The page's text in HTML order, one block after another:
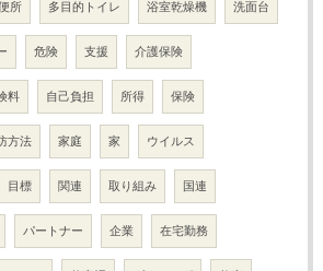
所 多目的トイレ 浴室乾燥機 洗面台
危険 支援 介護保険
料 自己負担 所得 保険
方法 家庭 家 ウイルス
目標 関連 取り組み 国連
パートナー 企業 在宅勤務